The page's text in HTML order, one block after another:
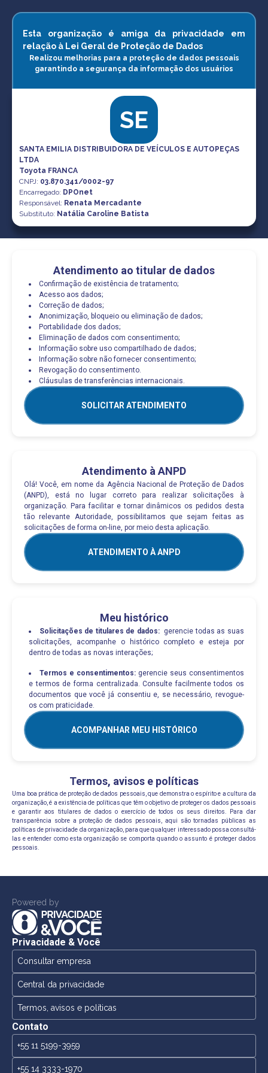
Esta organização é amiga da privacidade em
relação à Lei Geral de Proteção de Dados
Realizou melhorias para a proteção de dados pessoais
garantindo a segurança da informação dos usuários
SE
SANTA EMILIA DISTRIBUIDORA DE VEÍCULOS E AUTOPEÇAS
LTDA
Toyota FRANCA
CNPJ: 03.870.341/0002-97
Encarregado: DPOnet
Responsável: Renata Mercadante
Substituto: Natália Caroline Batista
Atendimento ao titular de dados
Confirmação de existência de tratamento;
Acesso aos dados;
Correção de dados;
Anonimização, bloqueio ou eliminação de dados;
Portabilidade dos dados;
Eliminação de dados com consentimento;
Informação sobre uso compartilhado de dados;
Informação sobre não fornecer consentimento;
Revogação do consentimento.
Cláusulas de transferências internacionais.
SOLICITAR ATENDIMENTO
Atendimento à ANPD
Olá! Você, em nome da Agência Nacional de Proteção de Dados
(ANPD), está no lugar correto para realizar solicitações à
organização. Para facilitar e tornar dinâmicos os pedidos desta
tão relevante Autoridade, possibilitamos que sejam feitas as
solicitações de forma on-line, por meio desta aplicação.
ATENDIMENTO À ANPD
Meu histórico
Solicitações de titulares de dados: gerencie todas as suas
solicitações, acompanhe o histórico completo e esteja por
dentro de todas as novas interações;
Termos e consentimentos: gerencie seus consentimentos
e termos de forma centralizada. Consulte facilmente todos os
documentos que você já consentiu e, se necessário, revogue-
os com praticidade.
ACOMPANHAR MEU HISTÓRICO
Termos, avisos e políticas
Uma boa prática de proteção de dados pessoais, que demonstra o espírito e a cultura da
organização, é a existência de políticas que têm o objetivo de proteger os dados pessoais
e garantir aos titulares de dados o exercício de todos os seus direitos. Para dar
transparência sobre a proteção de dados pessoais, aqui são tornadas públicas as
políticas de privacidade da organização, para que qualquer interessado possa consultá-
las e entender como esta organização se comporta quando o assunto é proteger dados
pessoais.
Powered by
Privacidade & Você
Consultar empresa
Central da privacidade
Termos, avisos e políticas
Contato
+55 11 5199-3959
+55 14 3333-1970